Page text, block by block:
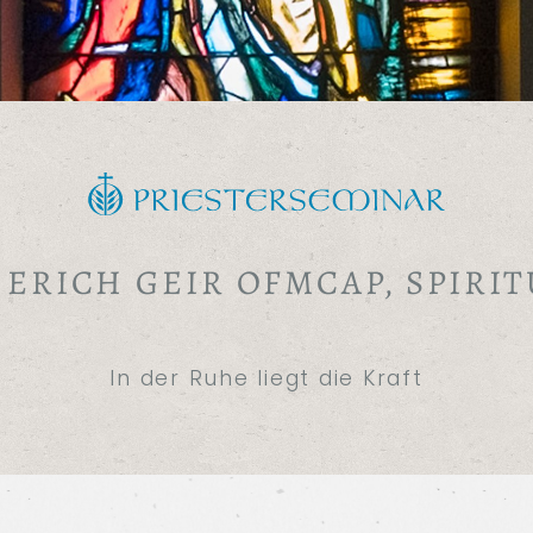
GEIR OFMCAP,
In der Ruhe liegt die Kraft